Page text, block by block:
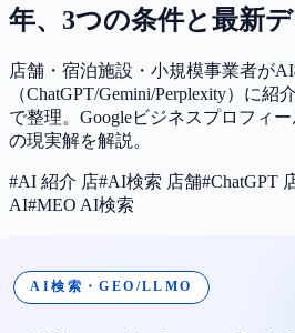
年、3つの条件と最新
店舗・宿泊施設・小規模事業者が
（ChatGPT/Gemini/Perplexity）に
で整理。Googleビジネスプロフィ
の現実解を解説。
#AI 紹介 店#AI検索 店舗#ChatGPT
AI#MEO AI検索
AI検索・GEO/LLMO